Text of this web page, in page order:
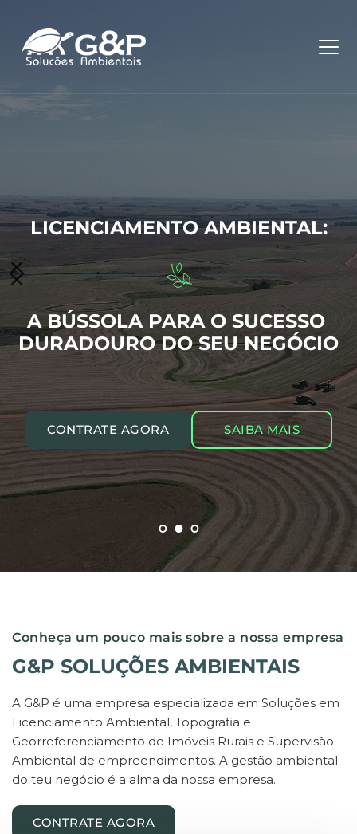
LICENCIAMENTO AMBIENTAL:
A BÚSSOLA PARA O SUCESSO
DURADOURO DO SEU NEGÓCIO
CONTRATE AGORA SAIBA MAIS
LICENCIAMENTO AMBIENTAL:
A BÚSSOLA PARA O SUCESSO
DURADOURO DO SEU NEGÓCIO
CONTRATE AGORA SAIBA MAIS
LICENCIAMENTO AMBIENTAL:
A BÚSSOLA PARA O SUCESSO
DURADOURO DO SEU NEGÓCIO
CONTRATE AGORA SAIBA MAIS
Conheça um pouco mais sobre a nossa empresa
G&P SOLUÇÕES AMBIENTAIS
A G&P é uma empresa especializada em Soluções em
Licenciamento Ambiental, Topografia e
Georreferenciamento de Imóveis Rurais e Supervisão
Ambiental de empreendimentos. A gestão ambiental
do teu negócio é a alma da nossa empresa.
CONTRATE AGORA